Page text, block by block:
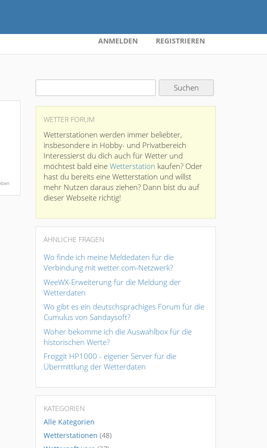
ANMELDEN REGISTRIEREN
WETTER FORUM
Wetterstationen werden immer beliebter,
insbesondere in Hobby- und Privatbereich
Interessierst du dich auch für Wetter und
möchtest bald eine Wetterstation kaufen? Oder
hast du bereits eine Wetterstation und willst
mehr Nutzen daraus ziehen? Dann bist du auf
dieser Webseite richtig!
ÄHNLICHE FRAGEN
Wo finde ich meine Meldedaten für die
Verbindung mit wetter.com-Netzwerk?
WeeWX-Erweiterung für die Meldung der
Wetterdaten
Wo gibt es ein deutschsprachiges Forum für die
Cumulus von Sandaysoft?
Woher bekomme ich die Auswahlbox für die
historischen Werte?
Froggit HP1000 - eigener Server für die
Übermittlung der Wetterdaten
KATEGORIEN
Alle Kategorien
Wetterstationen (48)